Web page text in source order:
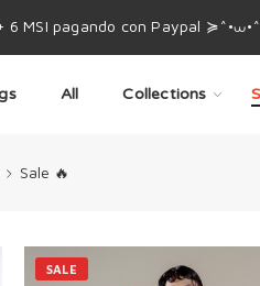
6 MSI pagando con Paypal
All Collections
Sale 🔥
SALE